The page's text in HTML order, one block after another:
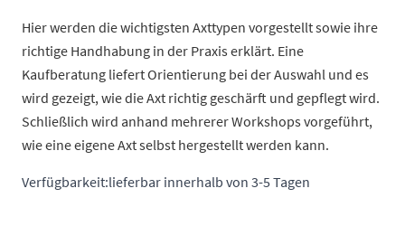
Hier werden die wichtigsten Axttypen vorgestellt sowie ihre
richtige Handhabung in der Praxis erklärt. Eine
Kaufberatung liefert Orientierung bei der Auswahl und es
wird gezeigt, wie die Axt richtig geschärft und gepflegt wird.
Schließlich wird anhand mehrerer Workshops vorgeführt,
wie eine eigene Axt selbst hergestellt werden kann.
Verfügbarkeit:lieferbar innerhalb von 3-5 Tagen